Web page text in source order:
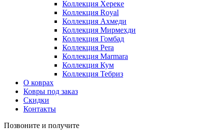
Коллекция Хереке
Коллекция Royal
Коллекция Ахмеди
Коллекция Мирмехди
Коллекция Гомбад
Коллекция Pera
Коллекция Marmara
Коллекция Кум
Коллекция Тебриз
О коврах
Ковры под заказ
Скидки
Контакты
Позвоните и получите